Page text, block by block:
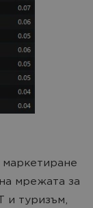
маркетиране
мрежата за
и туризъм,